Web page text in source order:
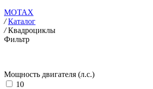
MOTAX
/ Каталог
/ Квадроциклы
Фильтр
Мощность двигателя (л.с.)
10